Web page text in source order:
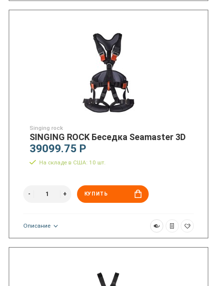
Singing rock
SINGING ROCK Беседка Seamaster 3D
39099.75 Р
На складе в США: 10 шт.
КУПИТЬ
Описание